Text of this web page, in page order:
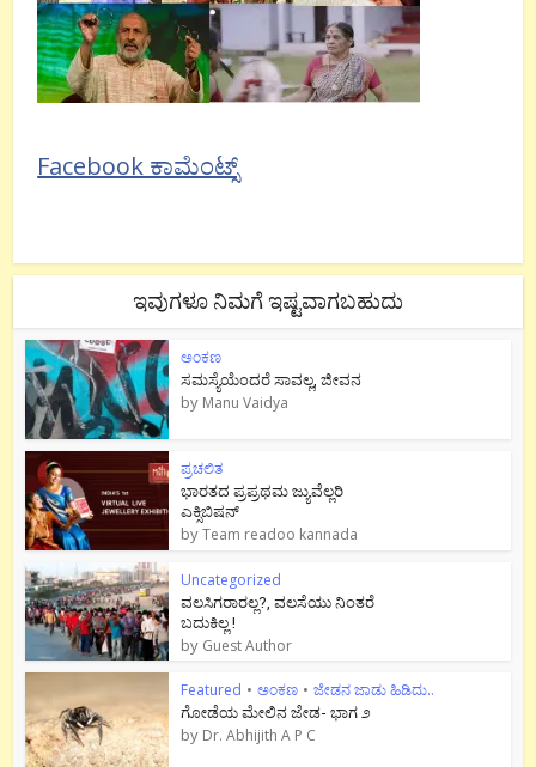
Facebook ಕಾಮೆಂಟ್ಸ್
ಇವುಗಳೂ ನಿಮಗೆ ಇಷ್ಟವಾಗಬಹುದು
ಅಂಕಣ
ಸಮಸ್ಯೆಯೆಂದರೆ ಸಾವಲ್ಲ, ಜೀವನ
by Manu Vaidya
ಪ್ರಚಲಿತ
ಭಾರತದ ಪ್ರಪ್ರಥಮ ಜ್ಯುವೆಲ್ಲರಿ
ಎಕ್ಸಿಬಿಷನ್
byTeam readoo kannada
Uncategorized
ವಲಸಿಗರಾರಲ್ಲ?, ವಲಸೆಯು ನಿಂತರೆ
ಬದುಕಿಲ್ಲ !
by Guest Author
Featured • ಅಂಕಣ • ಜೇಡನ ಜಾಡು ಹಿಡಿದು..
ಗೋಡೆಯ ಮೇಲಿನ ಜೇಡ- ಭಾಗ ೨
by Dr. Abhijith A P C